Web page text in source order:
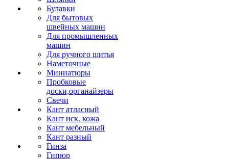
Булавки
Для бытовых
швейных машин
Для промышленных
машин
Для ручного шитья
Наметочные
Миниатюры
Пробковые
доски,органайзеры
Свечи
Кант атласный
Кант иск. кожа
Кант мебельный
Кант разный
Гинза
Гипюр